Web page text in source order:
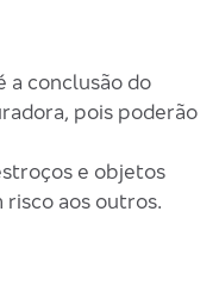
a conclusão do
pois poderão
e objetos
aos outros.